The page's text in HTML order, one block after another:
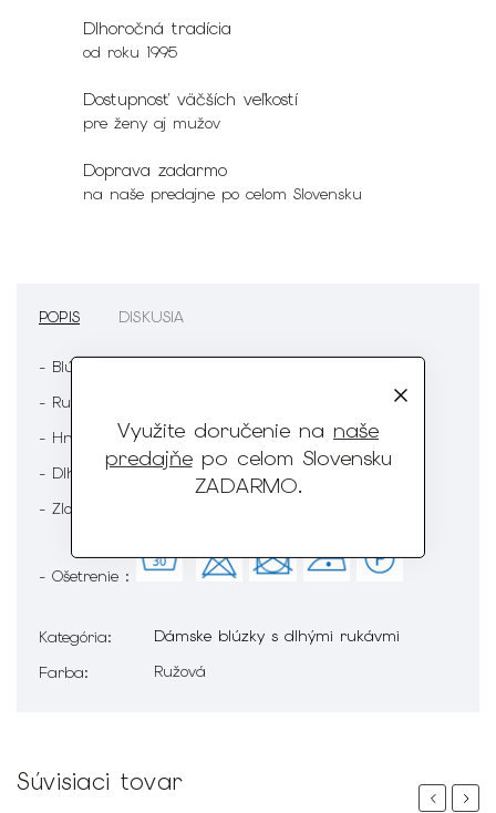
Využite doručenie na naše
predajňepo celom Slovensku
ZADARMO.
Dlhoročná tradícia
od roku 1995
Dostupnosť väčších veľkostí
pre ženy aj mužov
Doprava zadarmo
na naše predajne po celom Slovensku
POPIS DISKUSIA
- Blúzka
- Ružová farba
- Hnedý vzor
- Dlhý rukáv
- Zloženie : 95% Bavlna 5% Elastan
- Ošetrenie :
Kategória:
Dámske blúzky s dlhými rukávmi
Farba: Ružová
Súvisiaci tovar
PreviousNext